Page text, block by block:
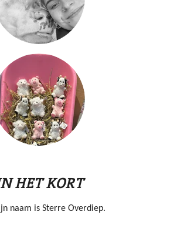
HET KORT
naam is Sterre Overdiep.